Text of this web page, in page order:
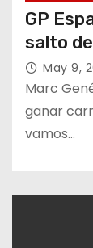
GP
salto
May 9,
Marc
ganar
vamos…